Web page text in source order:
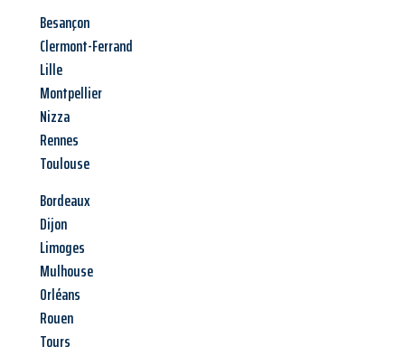
Besançon
Clermont-Ferrand
Lille
Montpellier
Nizza
Rennes
Toulouse
Bordeaux
Dijon
Limoges
Mulhouse
Orléans
Rouen
Tours